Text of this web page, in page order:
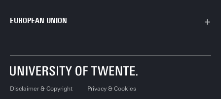
EUROPEAN UNION
Disclaimer & Copyright Privacy & Cookies